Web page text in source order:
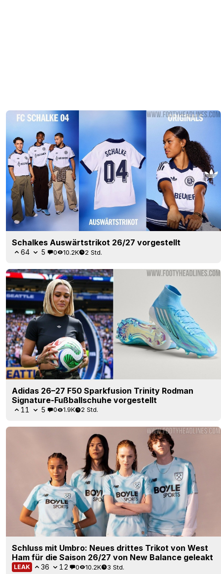
Schalkes Auswärtstrikot 26/27 vorgestellt
64 5 0 10.2K 2 Std.
Adidas 26–27 F50 Sparkfusion Trinity Rodman
Signature-Fußballschuhe vorgestellt
11 5 0 1.9K 2 Std.
Schluss mit Umbro: Neues drittes Trikot von West
Ham für die Saison 26/27 von New Balance geleakt
LEAK 36 12 0 10.2K 3 Std.